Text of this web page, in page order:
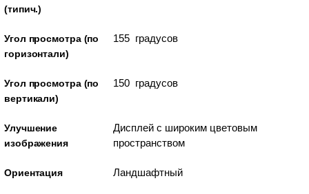
(типич.)
Угол просмотра (по
горизонтали)
155 градусов
Угол просмотра (по
вертикали)
150 градусов
Улучшение
изображения
Дисплей с широким цветовым
пространством
Ориентация Ландшафтный